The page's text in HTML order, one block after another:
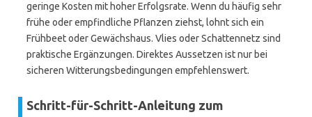
geringe Kosten mit hoher Erfolgsrate. Wenn du häufig sehr
frühe oder empfindliche Pflanzen ziehst, lohnt sich ein
Frühbeet oder Gewächshaus. Vlies oder Schattennetz sind
praktische Ergänzungen. Direktes Aussetzen ist nur bei
sicheren Witterungsbedingungen empfehlenswert.
Schritt-für-Schritt-Anleitung zum